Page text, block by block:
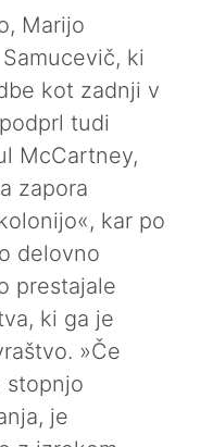
Marijo
ki
kot zadnji v
tudi
McCartney,
zapora
kar po
delovno
prestajale
ki ga je
»Če
stopnjo
je